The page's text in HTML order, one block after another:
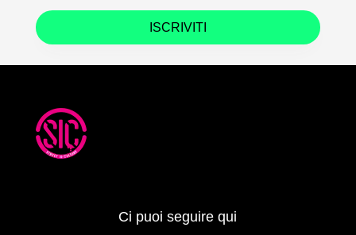
ISCRIVITI
Ci puoi seguire qui